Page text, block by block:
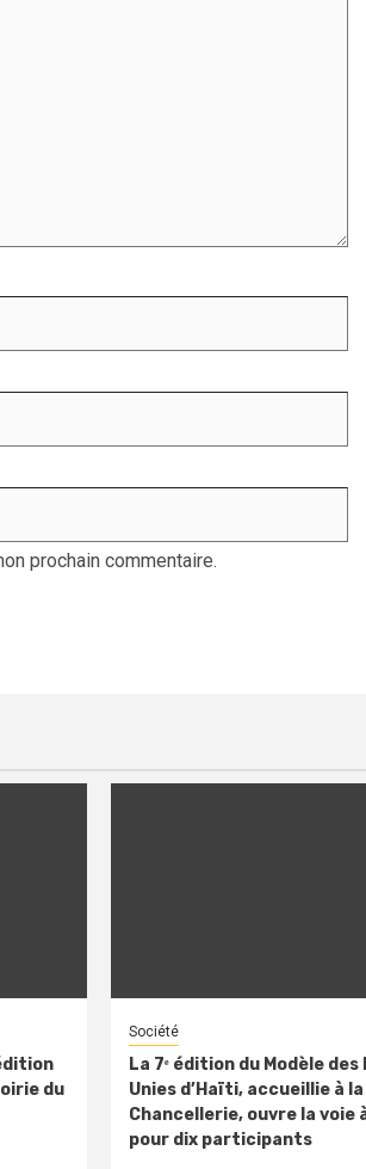
prochain commentaire.
du
Société
La 7ᵉ édition du Modèle
Unies d’Haïti, accueillie à la
Chancellerie, ouvre la voie
pour dix participants